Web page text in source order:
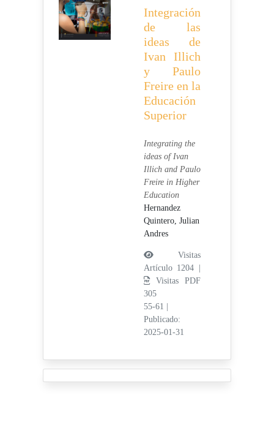
Integración
de las
ideas de
Ivan Illich
y Paulo
Freire en la
Educación
Superior
Integrating the
ideas of Ivan
Illich and Paulo
Freire in Higher
Education
Hernandez
Quintero, Julian
Andres
Visitas
Artículo 1204 |
Visitas PDF
305
55-61
Publicado:
2025-01-31